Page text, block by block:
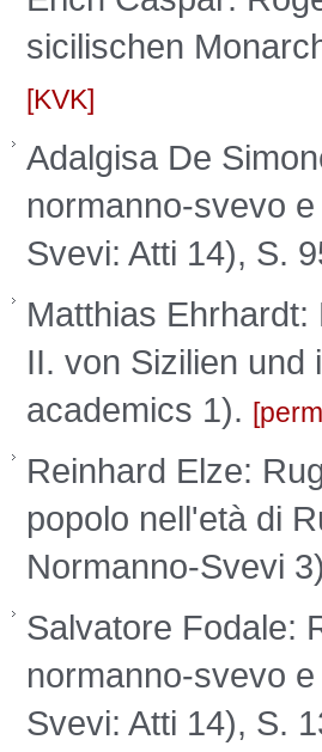
sicilischen
KVK
Adalgisa De
normanno-svevo
Svevi: Atti 14), S.
Matthias
II. von Sizilien und
academics 1).
Reinhard Elze:
popolo nell'età di
Normanno-Svevi
Salvatore Fodale:
normanno-svevo
Svevi: Atti 14), S.